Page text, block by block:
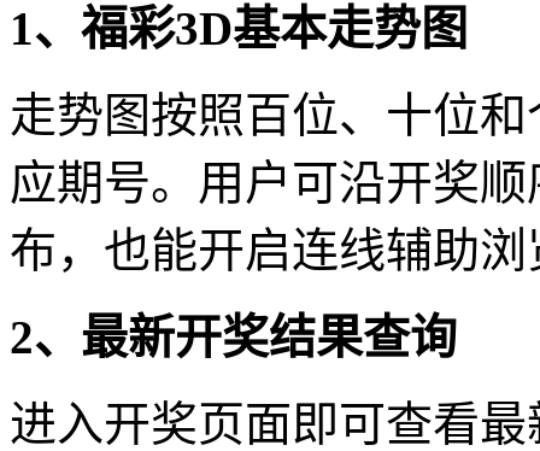
1、福彩3D基本走势图
走势图按照百位、十位
应期号。用户可沿开奖
布，也能开启连线辅助浏
2、最新开奖结果查询
进入开奖页面即可查看